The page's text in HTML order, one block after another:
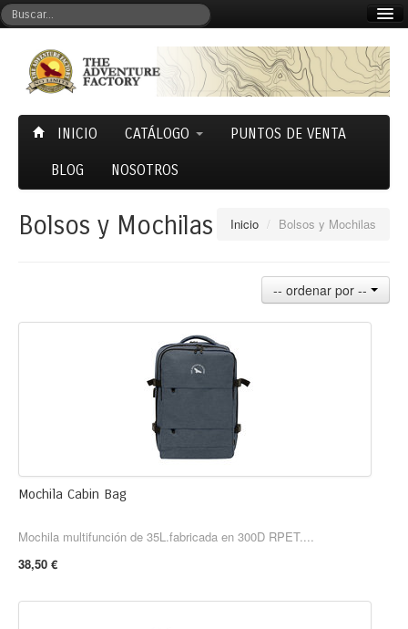
Carrito (0)
INICIO CATÁLOGO PUNTOS DE VENTA
BLOG NOSOTROS
Inicio / Bolsos y Mochilas
Bolsos y Mochilas
-- ordenar por --
Mochila Cabin Bag
Mochila multifunción de 35L.fabricada en 300D RPET....
38,50 €